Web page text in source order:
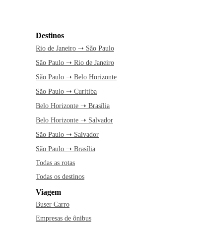
Destinos
Rio de Janeiro ➝ São Paulo
São Paulo ➝ Rio de Janeiro
São Paulo ➝ Belo Horizonte
São Paulo ➝ Curitiba
Belo Horizonte ➝ Brasília
Belo Horizonte ➝ Salvador
São Paulo ➝ Salvador
São Paulo ➝ Brasília
Todas as rotas
Todas os destinos
Viagem
Buser Carro
Empresas de ônibus